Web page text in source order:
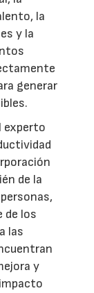
la
y la
generar
experto
de la
de los
las
y